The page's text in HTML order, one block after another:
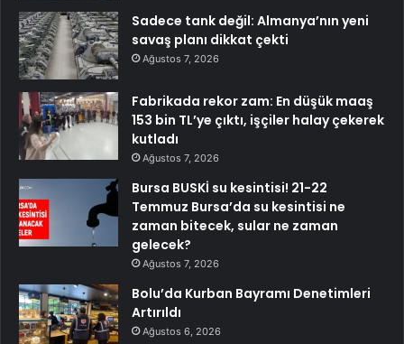
Sadece tank değil: Almanya’nın yeni
savaş planı dikkat çekti
Ağustos 7, 2026
Fabrikada rekor zam: En düşük maaş
153 bin TL’ye çıktı, işçiler halay çekerek
kutladı
Ağustos 7, 2026
Bursa BUSKİ su kesintisi! 21-22
Temmuz Bursa’da su kesintisi ne
zaman bitecek, sular ne zaman
gelecek?
Ağustos 7, 2026
Bolu’da Kurban Bayramı Denetimleri
Artırıldı
Ağustos 6, 2026